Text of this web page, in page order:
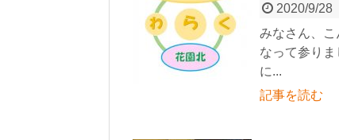
2020/9/28
みなさん、
なって参り
に...
記事を読む